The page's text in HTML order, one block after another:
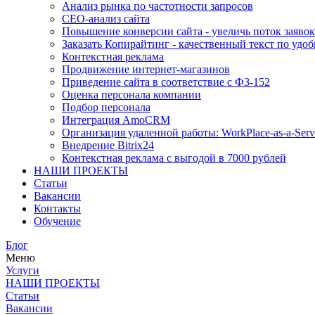
Анализ рынка по частотности запросов
СЕО-анализ сайта
Повышение конверсии сайта - увеличь поток
Заказать Копирайтинг - качественный текст по
Контекстная реклама
Продвижение интернет-магазинов
Приведение сайта в соответствие с ФЗ-152
Оценка персонала компании
Подбор персонала
Интеграция AmoCRM
Организация удаленной работы: WorkPlace-as-a-
Внедрение Bitrix24
Контекстная реклама с выгодой в 7000 рублей
НАШИ ПРОЕКТЫ
Статьи
Вакансии
Контакты
Обучение
Блог
Меню
Услуги
НАШИ ПРОЕКТЫ
Статьи
Вакансии